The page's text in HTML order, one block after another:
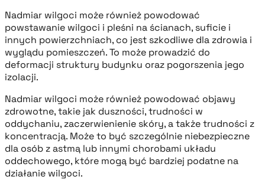
Nadmiar wilgoci może również powodować
powstawanie wilgoci i pleśni na ścianach, suficie i
innych powierzchniach, co jest szkodliwe dla zdrowia i
wyglądu pomieszczeń. To może prowadzić do
deformacji struktury budynku oraz pogorszenia jego
izolacji.
Nadmiar wilgoci może również powodować objawy
zdrowotne, takie jak duszności, trudności w
oddychaniu, zaczerwienienie skóry, a także trudności z
koncentracją. Może to być szczególnie niebezpieczne
dla osób z astmą lub innymi chorobami układu
oddechowego, które mogą być bardziej podatne na
działanie wilgoci.